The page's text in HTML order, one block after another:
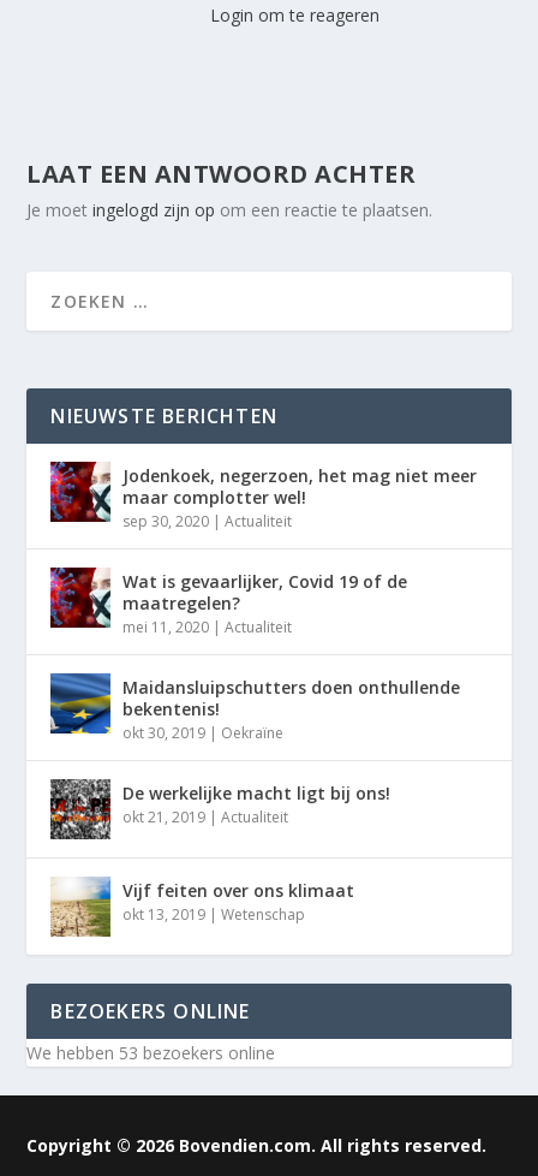
Login om te reageren
LAAT EEN ANTWOORD ACHTER
Je moetingelogd zijn op om een reactie te plaatsen.
NIEUWSTE BERICHTEN
Jodenkoek, negerzoen, het mag niet meer
maar complotter wel!
sep 30, 2020 |Actualiteit
Wat is gevaarlijker, Covid 19 of de
maatregelen?
mei 11, 2020 |Actualiteit
Maidansluipschutters doen onthullende
bekentenis!
okt 30, 2019 | Oekraïne
De werkelijke macht ligt bij ons!
okt 21, 2019 |Actualiteit
Vijf feiten over ons klimaat
okt 13, 2019 |Wetenschap
BEZOEKERS ONLINE
We hebben 53 bezoekers online
Copyright © 2026 Bovendien.com. All rights reserved.